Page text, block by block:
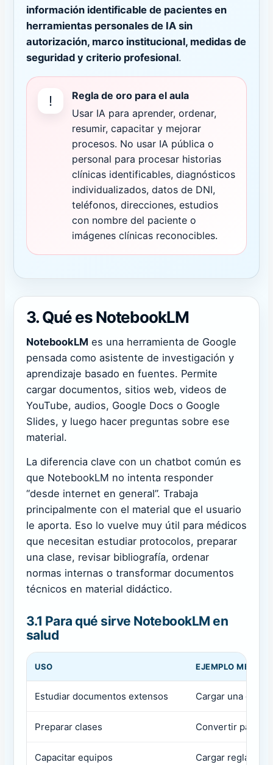
información identificable de pacientes en
herramientas personales de IA sin
autorización, marco institucional, medidas de
seguridad y criterio profesional.
!
Regla de oro para el aula
Usar IA para aprender, ordenar,
resumir, capacitar y mejorar
procesos. No usar IA pública o
personal para procesar historias
clínicas identificables, diagnósticos
individualizados, datos de DNI,
teléfonos, direcciones, estudios
con nombre del paciente o
imágenes clínicas reconocibles.
3. Qué es NotebookLM
NotebookLM es una herramienta de Google
pensada como asistente de investigación y
aprendizaje basado en fuentes. Permite
cargar documentos, sitios web, videos de
YouTube, audios, Google Docs o Google
Slides, y luego hacer preguntas sobre ese
material.
La diferencia clave con un chatbot común es
que NotebookLM no intenta responder
“desde internet en general”. Trabaja
principalmente con el material que el usuario
le aporta. Eso lo vuelve muy útil para médicos
que necesitan estudiar protocolos, preparar
una clase, revisar bibliografía, ordenar
normas internas o transformar documentos
técnicos en material didáctico.
3.1 Para qué sirve NotebookLM en
salud
USO EJEMPLO MÉDICO
Estudiar documentos extensos Cargar una guía
Preparar clases Convertir papers
Capacitar equipos
Cargar